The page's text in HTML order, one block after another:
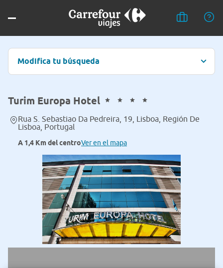
Modifica tu búsqueda
Turim Europa Hotel
Rua S. Sebastiao Da Pedreira, 19, Lisboa, Región De
Lisboa, Portugal
A 1,4 Km del centroVer en el mapa